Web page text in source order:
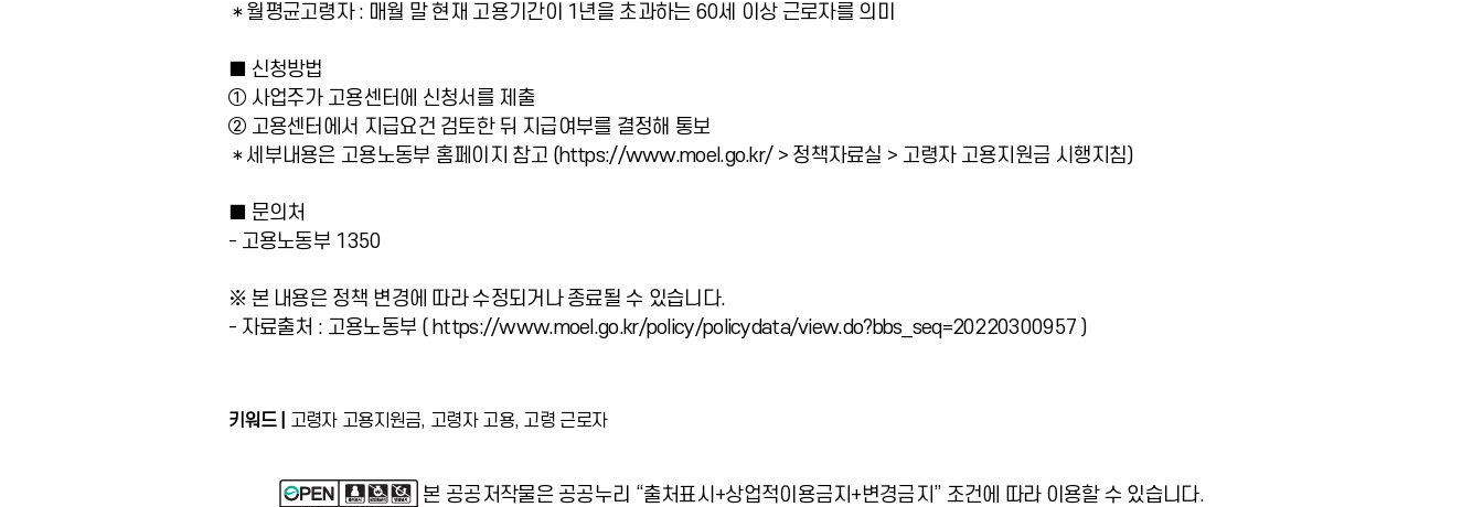
＊월평균고령자 : 매월 말 현재 고용기간이 1년을 초과하는 60세 이상 근로자를 의미
■ 신청방법
① 사업주가 고용센터에 신청서를 제출
② 고용센터에서 지급요건 검토한 뒤 지급여부를 결정해 통보
＊세부내용은 고용노동부 홈페이지 참고 (https://www.moel.go.kr/ > 정책자료실 > 고령자 고용지원금 시행지침)
■ 문의처
- 고용노동부 1350
※ 본 내용은 정책 변경에 따라 수정되거나 종료될 수 있습니다.
- 자료출처 : 고용노동부 ( https://www.moel.go.kr/policy/policydata/view.do?bbs_seq=20220300957 )
키워드 | 고령자 고용지원금, 고령자 고용, 고령 근로자
본 공공저작물은 공공누리 “출처표시+상업적이용금지+변경금지” 조건에 따라 이용할 수 있습니다.